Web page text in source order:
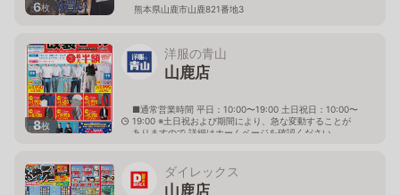
6枚
熊本県山鹿市山鹿821番地3
8枚
洋服の青山
山鹿店
■通常営業時間 平日：10:00〜19:00 土日祝日：10:00〜
19:00 ※土日祝および期間により、急な変動することが
ありますので 詳細はホームページを確認ください
ダイレックス
山鹿店